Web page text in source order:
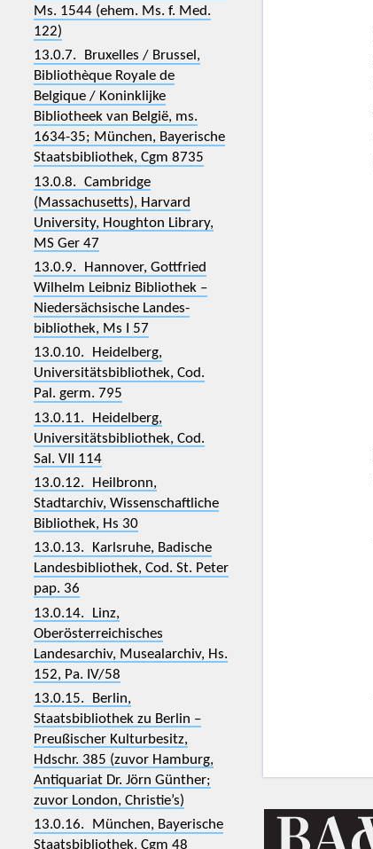
Ms. 1544 (ehem. Ms. f. Med.
122)
13.0.7. Bruxelles / Brussel,
Bibliothèque Royale de
Belgique / Koninklijke
Bibliotheek van België, ms.
1634-35; München, Bayerische
Staatsbibliothek, Cgm 8735
13.0.8. Cambridge
(Massachusetts), Harvard
University, Houghton Library,
MS Ger 47
13.0.9. Hannover, Gottfried
Wilhelm Leibniz Bibliothek –
Nieder­sächsische Landes­
bibliothek, Ms I 57
13.0.10. Heidelberg,
Universitätsbibliothek, Cod.
Pal. germ. 795
13.0.11. Heidelberg,
Universitätsbibliothek, Cod.
Sal. VII 114
13.0.12. Heilbronn,
Stadtarchiv, Wissenschaftliche
Bibliothek, Hs 30
13.0.13. Karlsruhe, Badische
Landesbibliothek, Cod. St. Peter
pap. 36
13.0.14. Linz,
Oberösterreichisches
Landesarchiv, Musealarchiv, Hs.
152, Pa. IV/58
13.0.15. Berlin,
Staatsbibliothek zu Berlin –
Preußischer Kulturbesitz,
Hdschr. 385 (zuvor Hamburg,
Antiquariat Dr. Jörn Günther;
zuvor London, Christie’s)
13.0.16. München, Bayerische
Staatsbibliothek, Cgm 48